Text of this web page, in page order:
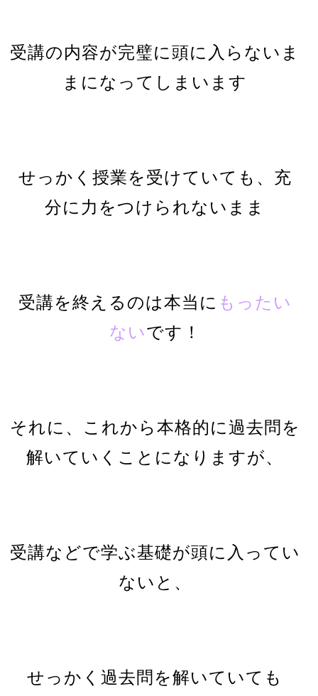
受講の内容が完璧に頭に入らないま
まになってしまいます
せっかく授業を受けていても、充
分に力をつけられないまま
受講を終えるのは本当に もったい
ないです！
それに、これから本格的に過去問を
解いていくことになりますが、
受講などで学ぶ基礎が頭に入ってい
ないと、
せっかく過去問を解いていても